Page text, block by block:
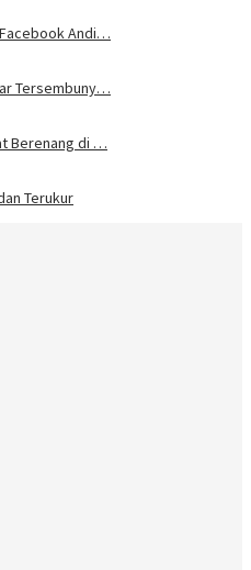
Andi…
Tersembuny…
Berenang di …
Terukur